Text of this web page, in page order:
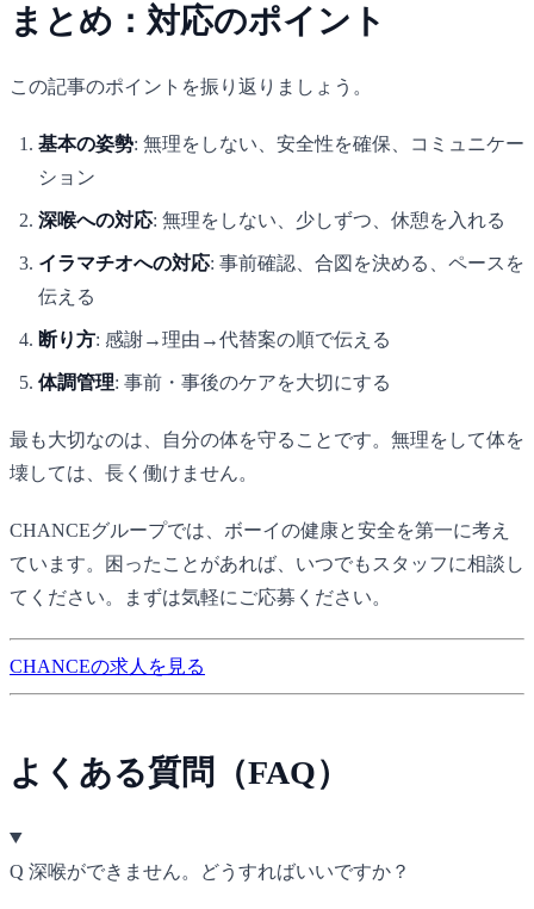
まとめ：対応のポイント
この記事のポイントを振り返りましょう。
基本の姿勢: 無理をしない、安全性を確保、コミュニケー
ション
深喉への対応: 無理をしない、少しずつ、休憩を入れる
イラマチオへの対応: 事前確認、合図を決める、ペースを
伝える
断り方: 感謝→理由→代替案の順で伝える
体調管理: 事前・事後のケアを大切にする
最も大切なのは、自分の体を守ることです。無理をして体を
壊しては、長く働けません。
CHANCEグループでは、ボーイの健康と安全を第一に考え
ています。困ったことがあれば、いつでもスタッフに相談し
てください。まずは気軽にご応募ください。
CHANCEの求人を見る
よくある質問（FAQ）
Q 深喉ができません。どうすればいいですか？